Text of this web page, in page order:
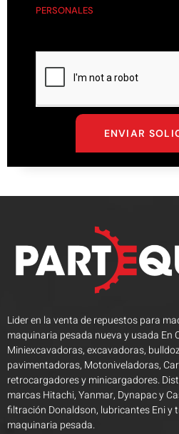
PERSONALES
ENVIAR
Lider en la venta de repuestos para
maquinaria pesada nueva y usada En
Miniexcavadoras, excavadoras,
pavimentadoras, Motoniveladoras,
retrocargadores y minicargadores.
marcas Hitachi, Yanmar, Dynapac y
filtración Donaldson, lubricantes Eni y
maquinaria pesada.